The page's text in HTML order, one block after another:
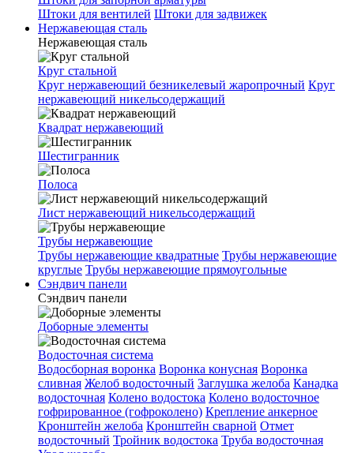
Штоки для вентилей Штоки для задвижек
Нержавеющая сталь
Нержавеющая сталь
Круг стальной
Круг нержавеющий безникелевый жаропрочный Круг
нержавеющий никельсодержащий
Квадрат нержавеющий
Шестигранник
Полоса
Лист нержавеющий никельсодержащий
Трубы нержавеющие
Трубы нержавеющие квадратные Трубы нержавеющие
круглые Трубы нержавеющие прямоугольные
Сэндвич панели
Сэндвич панели
Доборные элементы
Водосточная система
Водосборная воронка Воронка конусная Воронка
сливная Желоб водосточный Заглушка желоба Канадка
водосточная Колено водостока Колено водосточное
гофрированное (гофроколено) Крепление анкерное
Кронштейн желоба Кронштейн сварной Отмет
водосточный Тройник водостока Труба водосточная